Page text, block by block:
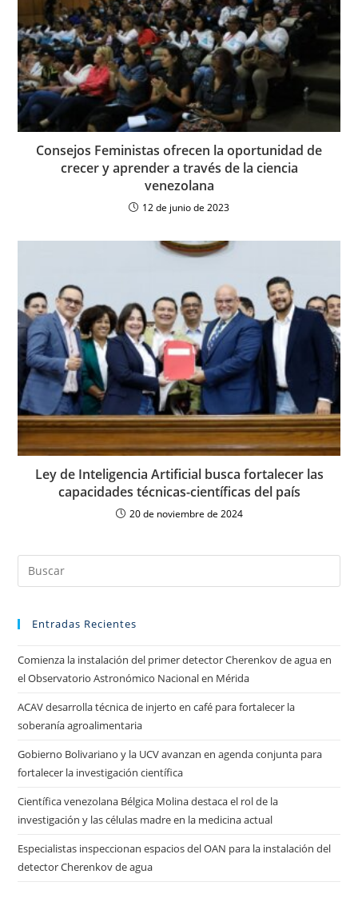
Consejos Feministas ofrecen la oportunidad de
crecer y aprender a través de la ciencia
venezolana
12 de junio de 2023
Ley de Inteligencia Artificial busca fortalecer las
capacidades técnicas-científicas del país
20 de noviembre de 2024
Entradas Recientes
Comienza la instalación del primer detector Cherenkov de agua en
el Observatorio Astronómico Nacional en Mérida
ACAV desarrolla técnica de injerto en café para fortalecer la
soberanía agroalimentaria
Gobierno Bolivariano y la UCV avanzan en agenda conjunta para
fortalecer la investigación científica
Científica venezolana Bélgica Molina destaca el rol de la
investigación y las células madre en la medicina actual
Especialistas inspeccionan espacios del OAN para la instalación del
detector Cherenkov de agua